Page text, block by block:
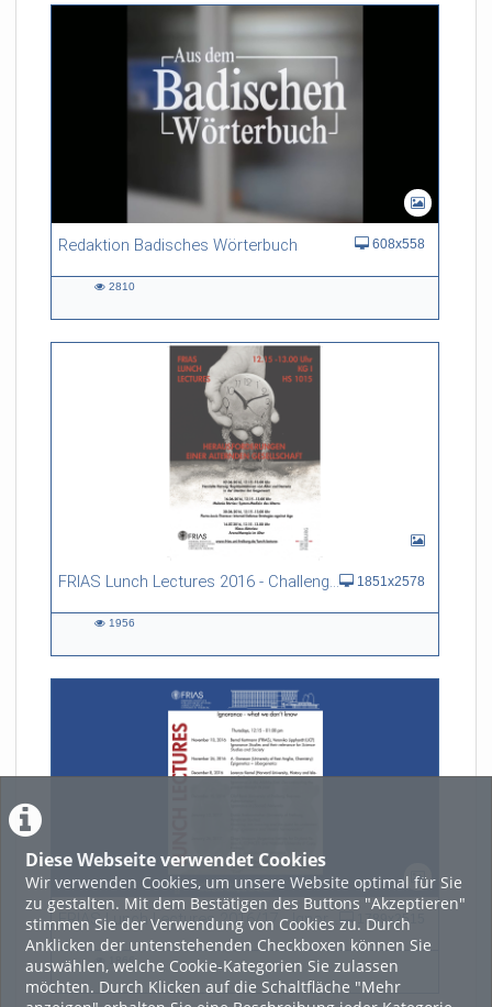
Diese Webseite verwendet Cookies
Wir verwenden Cookies, um unsere Website optimal für Sie
zu gestalten. Mit dem Bestätigen des Buttons "Akzeptieren"
stimmen Sie der Verwendung von Cookies zu. Durch
Anklicken der untenstehenden Checkboxen können Sie
auswählen, welche Cookie-Kategorien Sie zulassen
möchten. Durch Klicken auf die Schaltfläche "Mehr
Redaktion Badisches Wörterbuch 608x558
2810
FRIAS Lunch Lectures 2016 - Challenges of an Ageing Society 1851x2578
1956
FRIAS Lunch Lectures 2016/17 - Ignorance - what we don't know 1789x2515
1866
1866
views